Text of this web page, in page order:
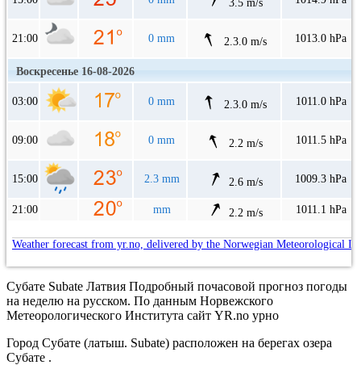
3.5 m/s
21:00 0 mm 2.3.0 m/s 1013.0 hPa
Воскресенье 16-08-2026
03:00 0 mm 2.3.0 m/s 1011.0 hPa
09:00 0 mm 2.2 m/s 1011.5 hPa
15:00 2.3 mm 2.6 m/s 1009.3 hPa
21:00 mm 2.2 m/s 1011.1 hPa
Weather forecast from yr.no, delivered by the Norwegian Meteorological
Субате Subate Латвия Подробный почасовой прогноз погоды
на неделю на русском. По данным Норвежского
Метеорологического Института сайт YR.no урно
Город Субате (латыш. Subate) расположен на берегах озера
Субате .